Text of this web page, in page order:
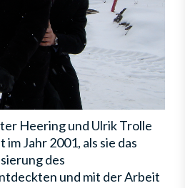
Heering und Ulrik Trolle
Jahr 2001, als sie das
des
und mit der Arbeit